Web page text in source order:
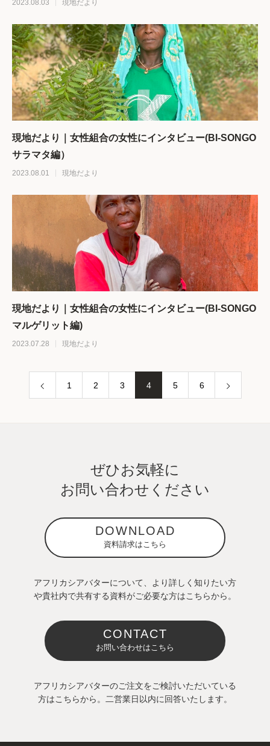
2023.08.03 現地だより
現地だより｜女性組合の女性にインタビュー(BI-SONGO
サラマタ編）
2023.08.01 現地だより
現地だより｜女性組合の女性にインタビュー(BI-SONGO
マルゲリット編)
2023.07.28 現地だより
1 2 3 4 5 6
ぜひお気軽に
お問い合わせください
DOWNLOAD
資料請求はこちら
アフリカシアバターについて、より詳しく知りたい方
や貴社内で共有する資料がご必要な方はこちらから。
CONTACT
お問い合わせはこちら
アフリカシアバターのご注文をご検討いただいている
方はこちらから。二営業日以内に回答いたします。